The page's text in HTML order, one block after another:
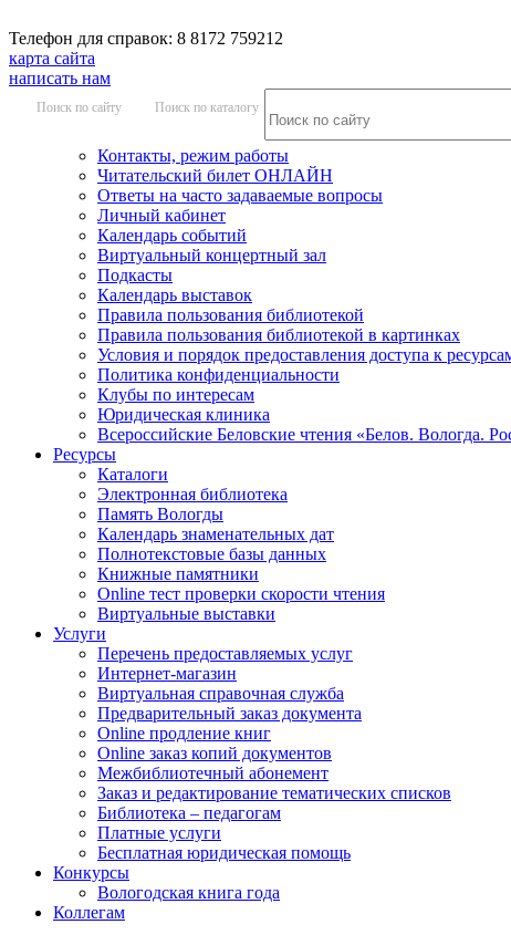
Телефон для справок: 8 8172 759212
карта сайта
написать нам
Поиск по сайту Поиск по каталогу
Контакты, режим работы
Читательский билет ОНЛАЙН
Ответы на часто задаваемые вопросы
Личный кабинет
Календарь событий
Виртуальный концертный зал
Подкасты
Календарь выставок
Правила пользования библиотекой
Правила пользования библиотекой в картинках
Условия и порядок предоставления доступа к
Политика конфиденциальности
Клубы по интересам
Юридическая клиника
Всероссийские Беловские чтения «Белов. Вологда.
Ресурсы
Каталоги
Электронная библиотека
Память Вологды
Календарь знаменательных дат
Полнотекстовые базы данных
Книжные памятники
Online тест проверки скорости чтения
Виртуальные выставки
Услуги
Перечень предоставляемых услуг
Интернет-магазин
Виртуальная справочная служба
Предварительный заказ документа
Online продление книг
Online заказ копий документов
Межбиблиотечный абонемент
Заказ и редактирование тематических списков
Библиотека – педагогам
Платные услуги
Бесплатная юридическая помощь
Конкурсы
Вологодская книга года
Коллегам